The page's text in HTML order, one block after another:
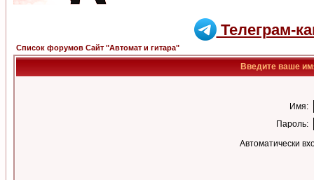
Телеграм-
Список форумов Сайт "Автомат и гитара"
Введите ваше
Имя:
Пароль:
Автоматически